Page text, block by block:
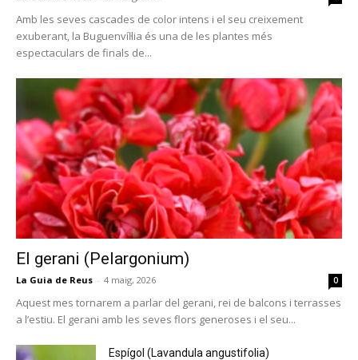
Amb les seves cascades de color intens i el seu creixement
exuberant, la Buguenvíŀlia és una de les plantes més
espectaculars de finals de...
El gerani (Pelargonium)
La Guia de Reus - 4 maig, 2026 0
Aquest mes tornarem a parlar del gerani, rei de balcons i terrasses
a l’estiu. El gerani amb les seves flors generoses i el seu...
Espígol (Lavandula angustifolia)